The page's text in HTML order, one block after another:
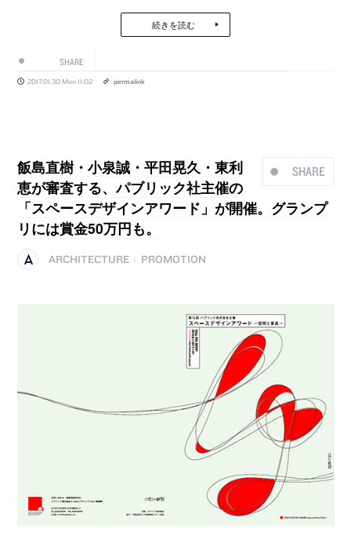
続きを読む
SHARE
2017.01.30 Mon 11:02 permalink
SHARE
飯島直樹・小泉誠・平田晃久・東利
恵が審査する、パブリック社主催の
「スペースデザインアワード」が開催。グランプ
リには賞金50万円も。
ARCHITECTURE PROMOTION